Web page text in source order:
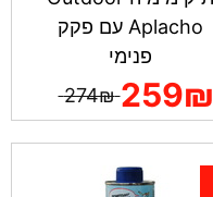
Aplacho עם פקק
פנימי
259₪
274₪